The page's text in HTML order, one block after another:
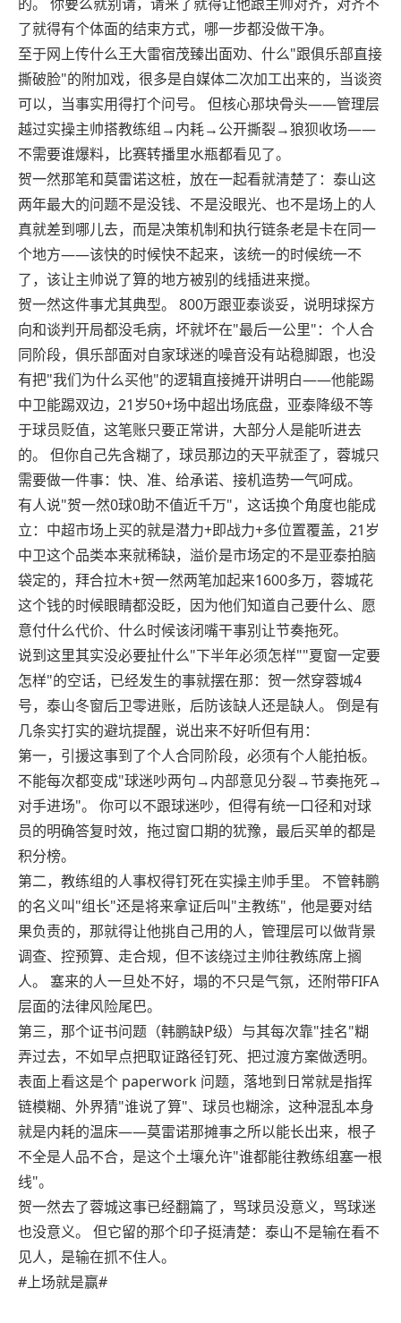
了就得有个体面的结束方式，哪一步都没做干净。
至于网上传什么王大雷宿茂臻出面劝、什么"跟俱乐部直接
撕破脸"的附加戏，很多是自媒体二次加工出来的，当谈资
可以，当事实用得打个问号。 但核心那块骨头——管理层
越过实操主帅搭教练组→内耗→公开撕裂→狼狈收场——
不需要谁爆料，比赛转播里水瓶都看见了。
贺一然那笔和莫雷诺这桩，放在一起看就清楚了：泰山这
两年最大的问题不是没钱、不是没眼光、也不是场上的人
真就差到哪儿去，而是决策机制和执行链条老是卡在同一
个地方——该快的时候快不起来，该统一的时候统一不
了，该让主帅说了算的地方被别的线插进来搅。
贺一然这件事尤其典型。 800万跟亚泰谈妥，说明球探方
向和谈判开局都没毛病，坏就坏在"最后一公里"：个人合
同阶段，俱乐部面对自家球迷的噪音没有站稳脚跟，也没
有把"我们为什么买他"的逻辑直接摊开讲明白——他能踢
中卫能踢双边，21岁50+场中超出场底盘，亚泰降级不等
于球员贬值，这笔账只要正常讲，大部分人是能听进去
的。 但你自己先含糊了，球员那边的天平就歪了，蓉城只
需要做一件事：快、准、给承诺、接机造势一气呵成。
有人说"贺一然0球0助不值近千万"，这话换个角度也能成
立：中超市场上买的就是潜力+即战力+多位置覆盖，21岁
中卫这个品类本来就稀缺，溢价是市场定的不是亚泰拍脑
袋定的，拜合拉木+贺一然两笔加起来1600多万，蓉城花
这个钱的时候眼睛都没眨，因为他们知道自己要什么、愿
意付什么代价、什么时候该闭嘴干事别让节奏拖死。
说到这里其实没必要扯什么"下半年必须怎样""夏窗一定要
怎样"的空话，已经发生的事就摆在那：贺一然穿蓉城4
号，泰山冬窗后卫零进账，后防该缺人还是缺人。 倒是有
几条实打实的避坑提醒，说出来不好听但有用：
第一，引援这事到了个人合同阶段，必须有个人能拍板。
不能每次都变成"球迷吵两句→内部意见分裂→节奏拖死→
对手进场"。 你可以不跟球迷吵，但得有统一口径和对球
员的明确答复时效，拖过窗口期的犹豫，最后买单的都是
积分榜。
第二，教练组的人事权得钉死在实操主帅手里。 不管韩鹏
的名义叫"组长"还是将来拿证后叫"主教练"，他是要对结
果负责的，那就得让他挑自己用的人，管理层可以做背景
调查、控预算、走合规，但不该绕过主帅往教练席上搁
人。 塞来的人一旦处不好，塌的不只是气氛，还附带FIFA
层面的法律风险尾巴。
第三，那个证书问题（韩鹏缺P级）与其每次靠"挂名"糊
弄过去，不如早点把取证路径钉死、把过渡方案做透明。
表面上看这是个 paperwork 问题，落地到日常就是指挥
链模糊、外界猜"谁说了算"、球员也糊涂，这种混乱本身
就是内耗的温床——莫雷诺那摊事之所以能长出来，根子
不全是人品不合，是这个土壤允许"谁都能往教练组塞一根
线"。
贺一然去了蓉城这事已经翻篇了，骂球员没意义，骂球迷
也没意义。 但它留的那个印子挺清楚：泰山不是输在看不
见人，是输在抓不住人。
#上场就是赢#